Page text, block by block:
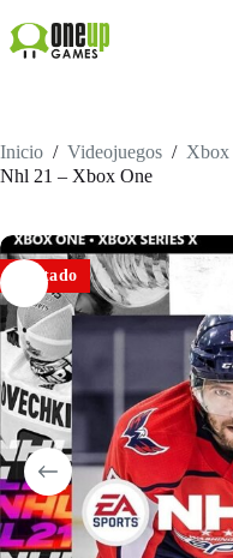
al
contenido
Inicio / Videojuegos / Xbox
Nhl 21 – Xbox One
Agotado